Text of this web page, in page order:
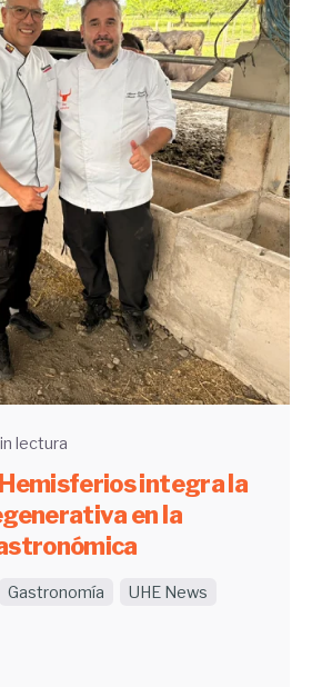
lectura
integra la
en la
Gastronomía UHE News